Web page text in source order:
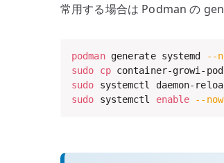
常用する場合は Podman の
podman generate systemd --
sudo
cp
sudo
sudo systemctl enable --now